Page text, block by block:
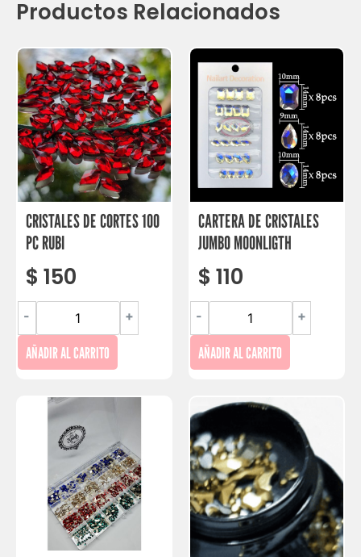
Productos Relacionados
CRISTALES DE CORTES 100
PC RUBI
$ 150
- +
AÑADIR AL CARRITO
CARTERA DE CRISTALES
JUMBO MOONLIGTH
$ 110
- +
AÑADIR AL CARRITO